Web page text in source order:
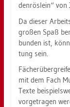
den­rös­lein“ von
Da die­ser
gro­ßen Spaß
bun­den ist,
tung sein.
mit dem Fach
Texte
vor­ge­tra­gen